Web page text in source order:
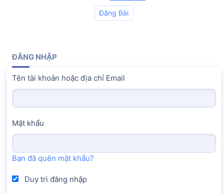
Đăng Bài
ĐĂNG NHẬP
Tên tài khoản hoặc địa chỉ Email
Mật khẩu
Bạn đã quên mật khẩu?
Duy trì đăng nhập